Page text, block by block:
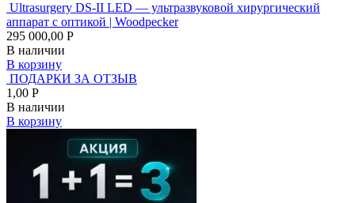
Ultrasurgery DS-II LED — ультразвуковой хирургический
аппарат с оптикой | Woodpecker
295 000,00 Р
В наличии
В корзину
ПОДАРКИ ЗА ОТЗЫВ
1,00 Р
В наличии
В корзину